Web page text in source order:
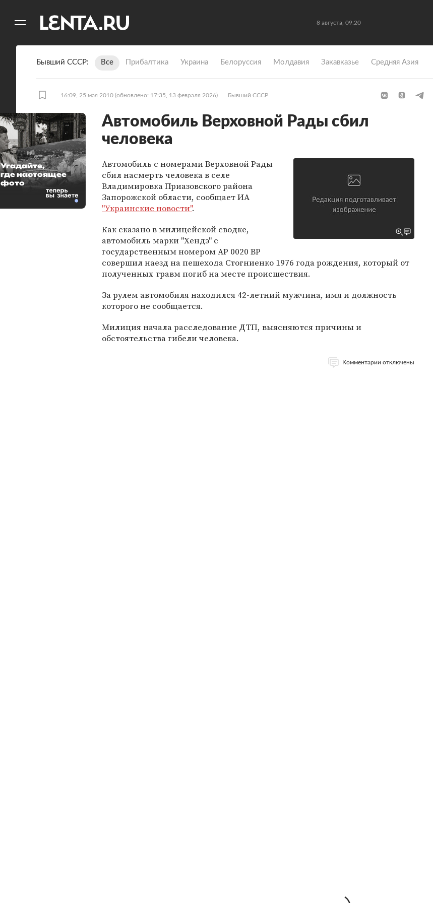
8 августа, 09:20
Бывший СССР Все Прибалтика Украина Белоруссия Молдавия Закавказье Средняя Азия
16:09, 25 мая 2010 (обновлено: 17:35, 13 февраля 2026) Бывший СССР
Автомобиль Верховной Рады сбил
человека
Автомобиль с номерами Верховной Рады
сбил насмерть человека в селе
Владимировка Приазовского района
Запорожской области, сообщает ИА
"Украинские новости".
Как сказано в милицейской сводке,
автомобиль марки "Хендэ" с
государственным номером АР 0020 ВР
совершил наезд на пешехода Стогниенко 1976 года рождения, который от
полученных травм погиб на месте происшествия.
За рулем автомобиля находился 42-летний мужчина, имя и должность
которого не сообщается.
Милиция начала расследование ДТП, выясняются причины и
обстоятельства гибели человека.
Комментарии отключены
Угадайте,
где настоящее
фото